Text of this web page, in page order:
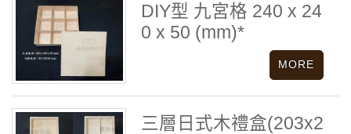
DIY型 九宮格 240 x 24
0 x 50 (mm)*
三層日式木禮盒(203x2